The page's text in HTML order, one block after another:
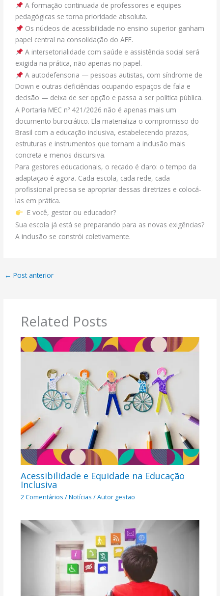
A formação continuada de professores e equipes
pedagógicas se torna prioridade absoluta.
Os núcleos de acessibilidade no ensino superior ganham
papel central na consolidação do AEE.
A intersetorialidade com saúde e assistência social será
exigida na prática, não apenas no papel.
A autodefensoria — pessoas autistas, com síndrome de
Down e outras deficiências ocupando espaços de fala e
decisão — deixa de ser opção e passa a ser política pública.
A Portaria MEC nº 421/2026 não é apenas mais um
documento burocrático. Ela materializa o compromisso do
Brasil com a educação inclusiva, estabelecendo prazos,
estruturas e instrumentos que tornam a inclusão mais
concreta e menos discursiva.
Para gestores educacionais, o recado é claro: o tempo da
adaptação é agora. Cada escola, cada rede, cada
profissional precisa se apropriar dessas diretrizes e colocá-
las em prática.
E você, gestor ou educador?
Sua escola já está se preparando para as novas exigências?
A inclusão se constrói coletivamente.
← Post anterior
Related Posts
Acessibilidade e Equidade na Educação
Inclusiva​
2 Comentários /Notícias / Autor gestao